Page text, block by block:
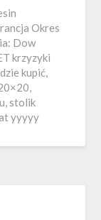
Okres
Dow
krzyzyki
kupić,
stolik
yyyyy